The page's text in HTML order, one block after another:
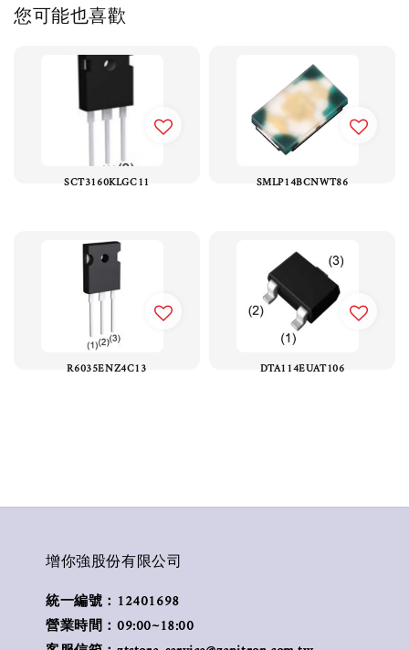
您可能也喜歡
SCT3160KLGC11 SMLP14BCNWT86
R6035ENZ4C13 DTA114EUAT106
增你強股份有限公司
統一編號：12401698
營業時間：09:00~18:00